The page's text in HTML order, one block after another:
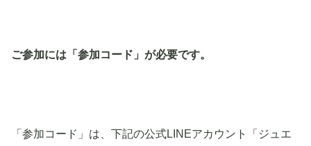
ご参加には「参加コード」が必要です。
「参加コード」は、下記の公式LINEアカウント「ジュエ